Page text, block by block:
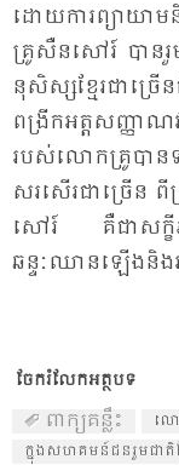
ដោយ​ការ​ព្យា​យា
គ្រូ​សឺន​សៅរ៍ បាន​
នុសិស្សខ្មែរ​ជា​ច្
ពង្រីក​អត្ត​សញ្ញា
របស់​លោក​គ្រូ​បាន​
សរ​សើរ​ជា​ច្រើន
សៅរ៍ គឺ​ជា​សក្ខី​ភា
ឆន្ទៈ​ឈាន​ឡើង​និ
ចែករំលែកអត្ថបទ
ពាក្យគន្លឹះ ល
ក្នុង​សហ​គមន៍​ជន​រួម​ជាតិ​ខ្